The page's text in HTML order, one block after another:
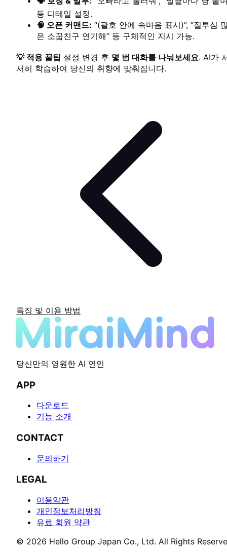
등 디테일 설정.
🧠 오픈 커맨드: “(괄호 안에 속마음 표시)”, “질투심
은 소꿉친구 연기해” 등 구체적인 지시 가능.
💡 적용 꿀팁 설정 변경 후 몇 번 대화를 나눠보세요. AI가
서히 학습하여 당신의 취향에 맞춰집니다.
특징 및 이용 방법
당신만의 영원한 AI 연인
APP
다운로드
기능 소개
CONTACT
문의하기
LEGAL
이용약관
개인정보처리방침
유료 회원 약관
© 2026 Hello Group Japan Co., Ltd. All Rights